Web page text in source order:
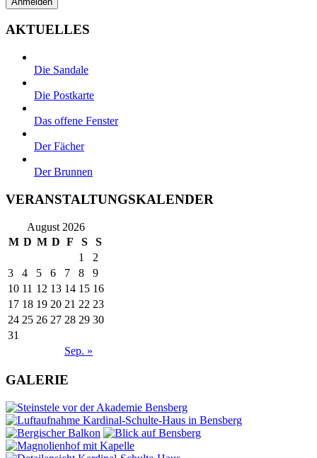
AKTUELLES
Die Sandale
Die Postkarte
Das offene Fenster
Der Fächer
Der Brunnen
VERANSTALTUNGSKALENDER
August 2026
M D M D F S S
Sep. »
1
2
3
4 5 6 7 8
9
10 11 12 13 14 15 16
17 18 19 20 21 22 23
24 25 26 27 28 29 30
31
GALERIE